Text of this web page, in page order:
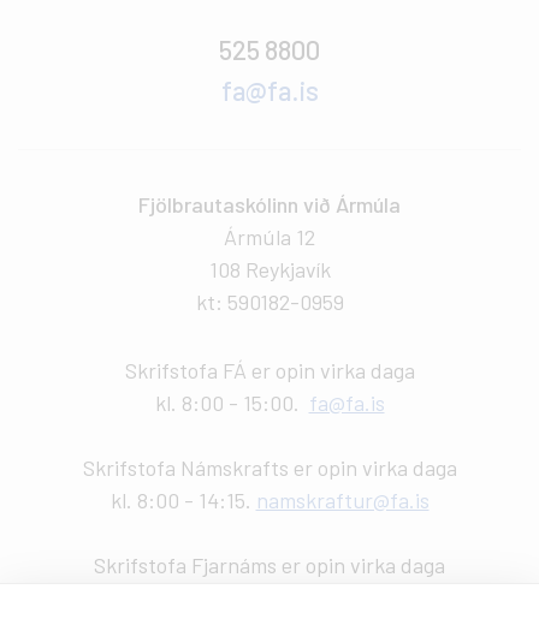
525 8800
fa@fa.is
Fjölbrautaskólinn við Ármúla
Ármúla 12
108 Reykjavík
kt: 590182-0959
Skrifstofa FÁ er opin virka daga
kl. 8:00 - 15:00. fa@fa.is
Skrifstofa Námskrafts er opin virka daga
kl. 8:00 - 14:15. namskraftur@fa.is
Skrifstofa Fjarnáms er opin virka daga